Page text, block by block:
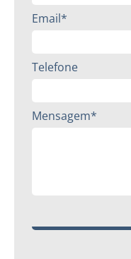
Email*
Telefone
Mensagem*